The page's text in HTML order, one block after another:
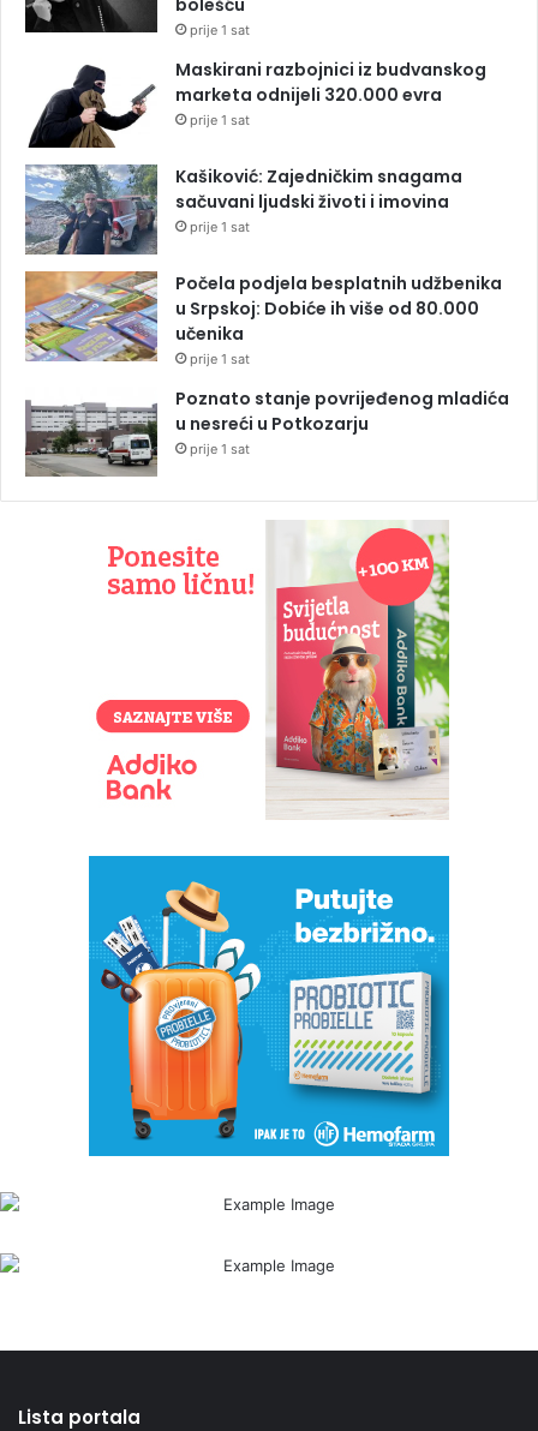
bolešću
prije 1 sat
Maskirani razbojnici iz budvanskog
marketa odnijeli 320.000 evra
prije 1 sat
Kašiković: Zajedničkim snagama
sačuvani ljudski životi i imovina
prije 1 sat
Počela podjela besplatnih udžbenika
u Srpskoj: Dobiće ih više od 80.000
učenika
prije 1 sat
Poznato stanje povrijeđenog mladića
u nesreći u Potkozarju
prije 1 sat
Lista portala